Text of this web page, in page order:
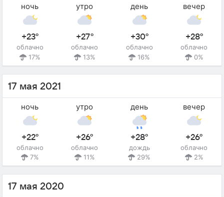
ночь
+23°
облачно
17%
утро
+27°
облачно
13%
день
+30°
облачно
16%
вечер
+28°
облачно
0%
17 мая 2021
ночь
+22°
облачно
7%
утро
+26°
облачно
11%
день
+28°
дождь
29%
вечер
+26°
облачно
2%
17 мая 2020